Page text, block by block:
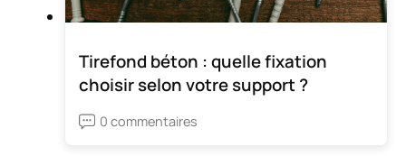
Tirefond béton : quelle fixation
choisir selon votre support ?
0 commentaires